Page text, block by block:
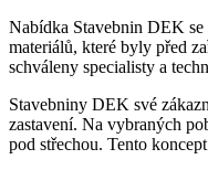
Nabídka Stavebnin DEK
materiálů, které byly před
schváleny specialisty a
Stavebniny DEK své
zastavení. Na vybraných
pod střechou. Tento